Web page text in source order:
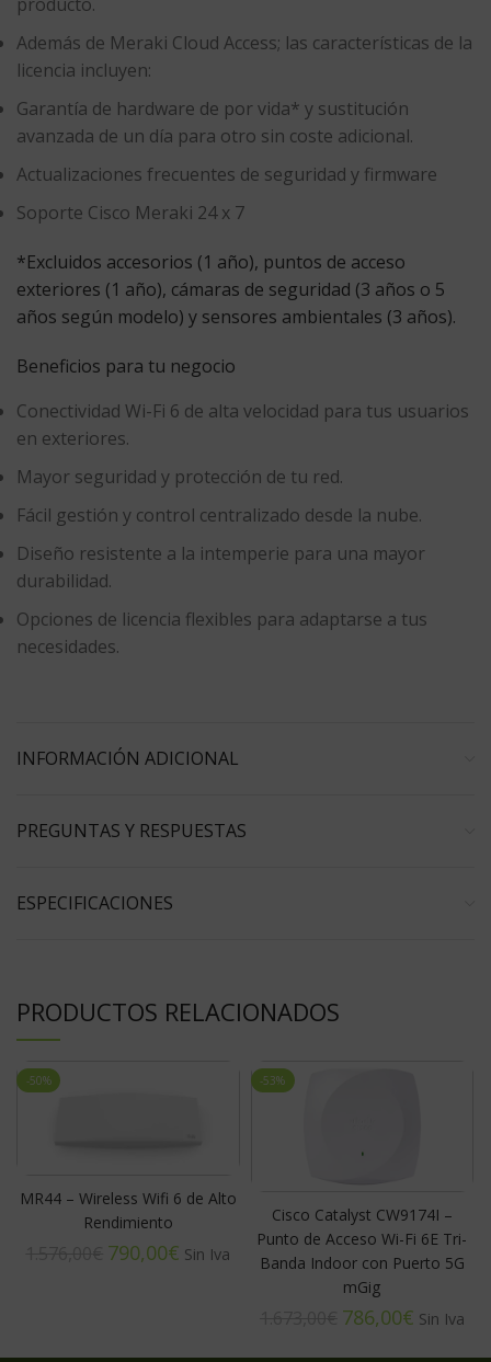
Además de Meraki Cloud Access; las características de la
licencia incluyen:
Garantía de hardware de por vida* y sustitución
avanzada de un día para otro sin coste adicional.
Actualizaciones frecuentes de seguridad y firmware
Soporte Cisco Meraki 24 x 7
*Excluidos accesorios (1 año), puntos de acceso
exteriores (1 año), cámaras de seguridad (3 años o 5
años según modelo) y sensores ambientales (3 años).
Beneficios para tu negocio
Conectividad Wi-Fi 6 de alta velocidad para tus usuarios
en exteriores.
Mayor seguridad y protección de tu red.
Fácil gestión y control centralizado desde la nube.
Diseño resistente a la intemperie para una mayor
durabilidad.
Opciones de licencia flexibles para adaptarse a tus
necesidades.
INFORMACIÓN ADICIONAL
PREGUNTAS Y RESPUESTAS
ESPECIFICACIONES
PRODUCTOS RELACIONADOS
-50%
MR44 – Wireless Wifi 6 de Alto
Rendimiento
790,00€
-53%
Cisco Catalyst CW9174I –
Punto de Acceso Wi-Fi 6E Tri-
Banda Indoor con Puerto 5G
mGig
786,00€